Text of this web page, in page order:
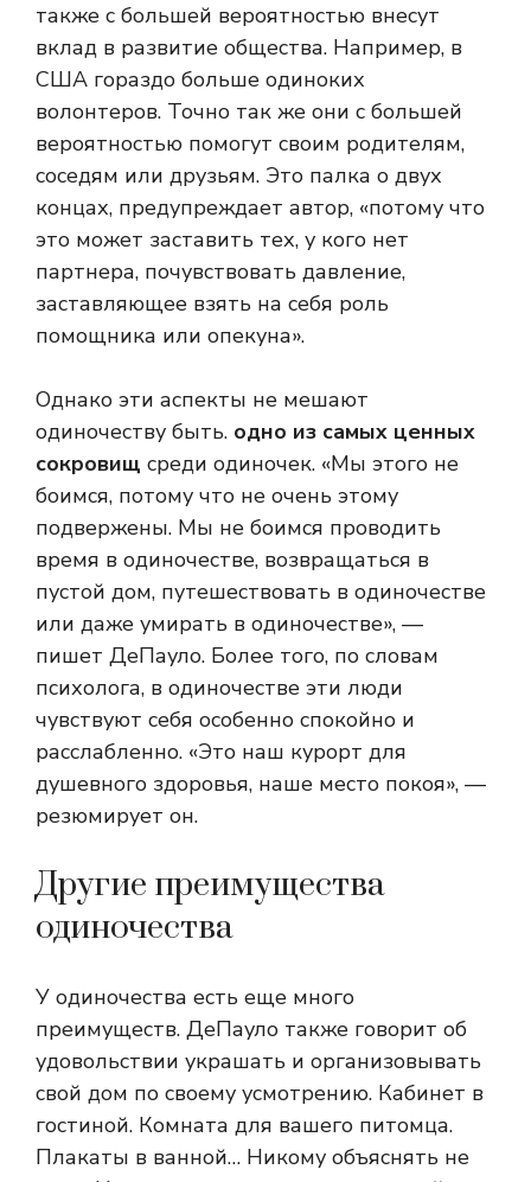
также с большей вероятностью внесут
вклад в развитие общества. Например, в
США гораздо больше одиноких
волонтеров. Точно так же они с большей
вероятностью помогут своим родителям,
соседям или друзьям. Это палка о двух
концах, предупреждает автор, «потому что
это может заставить тех, у кого нет
партнера, почувствовать давление,
заставляющее взять на себя роль
помощника или опекуна».
Однако эти аспекты не мешают
одиночеству быть. одно из самых ценных
сокровищ среди одиночек. «Мы этого не
боимся, потому что не очень этому
подвержены. Мы не боимся проводить
время в одиночестве, возвращаться в
пустой дом, путешествовать в одиночестве
или даже умирать в одиночестве», —
пишет ДеПауло. Более того, по словам
психолога, в одиночестве эти люди
чувствуют себя особенно спокойно и
расслабленно. «Это наш курорт для
душевного здоровья, наше место покоя», —
резюмирует он.
Другие преимущества
одиночества
У одиночества есть еще много
преимуществ. ДеПауло также говорит об
удовольствии украшать и организовывать
свой дом по своему усмотрению. Кабинет в
гостиной. Комната для вашего питомца.
Плакаты в ванной… Никому объяснять не